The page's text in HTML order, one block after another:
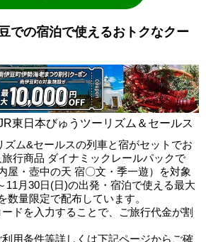
での宿泊で使えるおトクなクー
東日本びゅうツーリズム＆セールス
ム&セールスの列車と宿がセットでお
旅行商品 ダイナミックレールパックで
屋・壺中の天 宿〇文・季一遊）を対象
11月30日(日)の出発・宿泊で使える最大
数量限定で配布しています。
ドを入力することで、ご旅行代金が割
用条件等詳しくは下記ページからご確